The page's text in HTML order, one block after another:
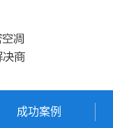
成功案例